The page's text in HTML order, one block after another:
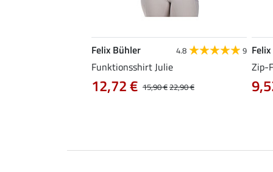
Felix Bühler 4.8 9
Funktionsshirt Julie
15,90 €22,90 €
12,72 €
Zip-